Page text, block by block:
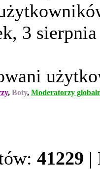
3
, Boty, Moderatorzy
41229 |